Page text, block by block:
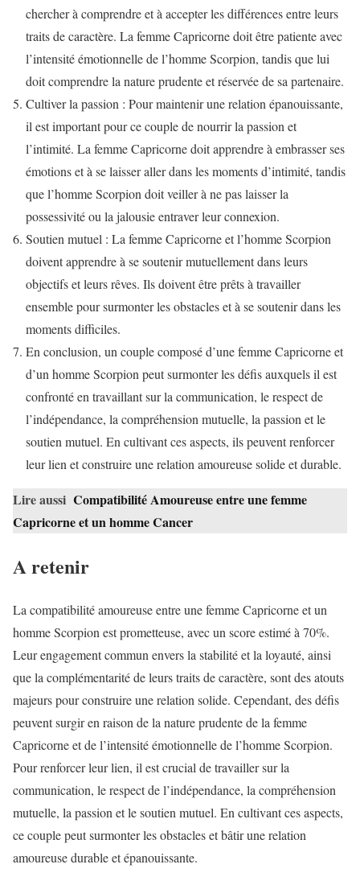
chercher à comprendre et à accepter les différences entre leurs
traits de caractère. La femme Capricorne doit être patiente avec
l’intensité émotionnelle de l’homme Scorpion, tandis que lui
doit comprendre la nature prudente et réservée de sa partenaire.
Cultiver la passion : Pour maintenir une relation épanouissante,
il est important pour ce couple de nourrir la passion et
l’intimité. La femme Capricorne doit apprendre à embrasser ses
émotions et à se laisser aller dans les moments d’intimité, tandis
que l’homme Scorpion doit veiller à ne pas laisser la
possessivité ou la jalousie entraver leur connexion.
Soutien mutuel : La femme Capricorne et l’homme Scorpion
doivent apprendre à se soutenir mutuellement dans leurs
objectifs et leurs rêves. Ils doivent être prêts à travailler
ensemble pour surmonter les obstacles et à se soutenir dans les
moments difficiles.
En conclusion, un couple composé d’une femme Capricorne et
d’un homme Scorpion peut surmonter les défis auxquels il est
confronté en travaillant sur la communication, le respect de
l’indépendance, la compréhension mutuelle, la passion et le
soutien mutuel. En cultivant ces aspects, ils peuvent renforcer
leur lien et construire une relation amoureuse solide et durable.
Lire aussi Compatibilité Amoureuse entre une femme
Capricorne et un homme Cancer
A retenir
La compatibilité amoureuse entre une femme Capricorne et un
homme Scorpion est prometteuse, avec un score estimé à 70%.
Leur engagement commun envers la stabilité et la loyauté, ainsi
que la complémentarité de leurs traits de caractère, sont des atouts
majeurs pour construire une relation solide. Cependant, des défis
peuvent surgir en raison de la nature prudente de la femme
Capricorne et de l’intensité émotionnelle de l’homme Scorpion.
Pour renforcer leur lien, il est crucial de travailler sur la
communication, le respect de l’indépendance, la compréhension
mutuelle, la passion et le soutien mutuel. En cultivant ces aspects,
ce couple peut surmonter les obstacles et bâtir une relation
amoureuse durable et épanouissante.